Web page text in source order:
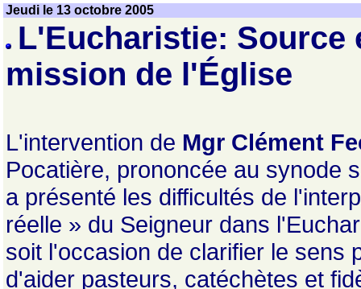
Jeudi le 13 octobre 2005
L'Eucharistie: Source
mission de l'Église
L'intervention de Mgr Clément
Pocatière, prononcée au synode
a présenté les difficultés de
réelle » du Seigneur dans
soit l'occasion de clarifier le sens
d'aider pasteurs, catéchètes et